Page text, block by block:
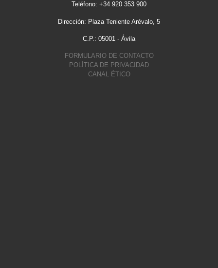
Teléfono: +34 920 353 900
Dirección: Plaza Teniente Arévalo, 5
C.P.: 05001 - Ávila
FORMULARIO DE CONTACTO
POLÍTICA DE PRIVACIDAD
CANAL ÉTICO